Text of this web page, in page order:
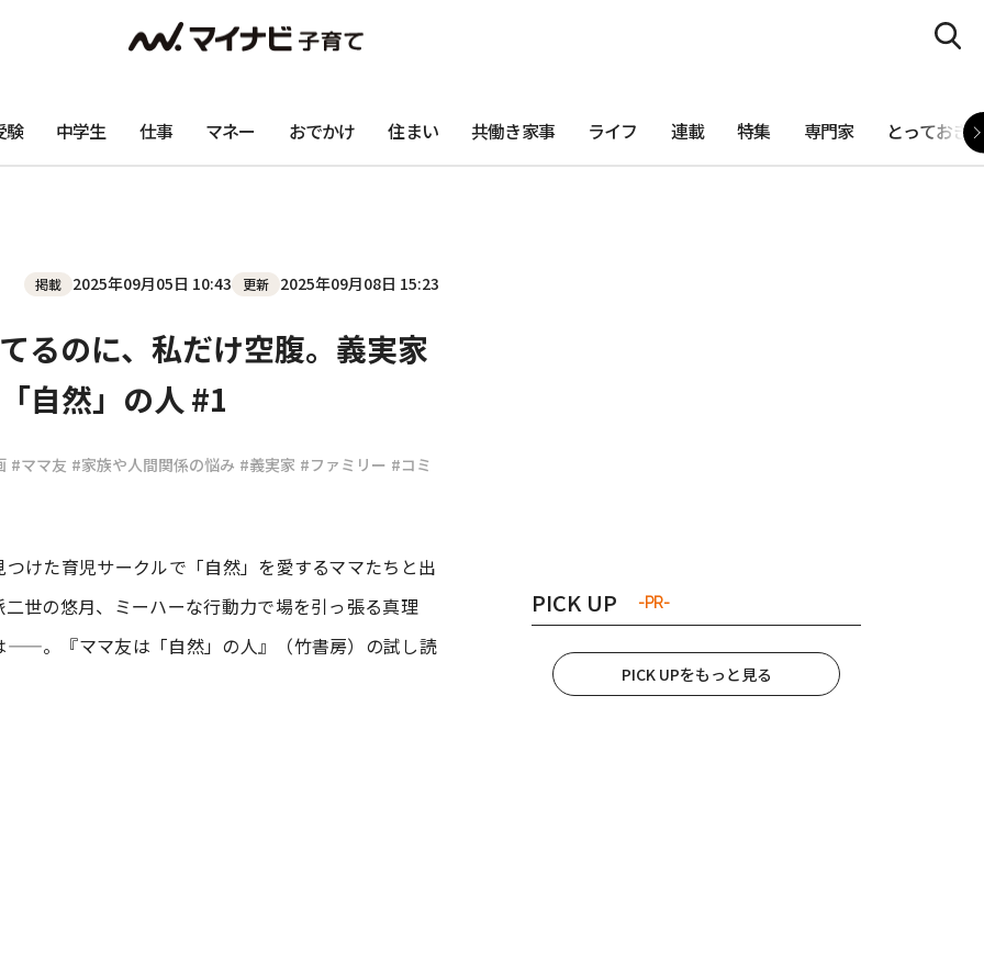
#共働き夫婦のセブンルール #共働き夫婦
ニュース #マタニティニュース
験 中学生 仕事 マネー おでかけ 住まい 共働き家事 ライフ 連載 特集 専門家 とっておき
掲載 2025年09月05日 10:43 更新 2025年09月08日 15:23
るのに、私だけ空腹。義実家
自然」の人 #1
#ママ友 #家族や人間関係の悩み #義実家 #ファミリー #コミ
けた育児サークルで「自然」を愛するママたちと出
世の悠月、ミーハーな行動力で場を引っ張る真理
——。『ママ友は「自然」の人』（竹書房）の試し読
PICK UP -PR-
PICK UPをもっと見る